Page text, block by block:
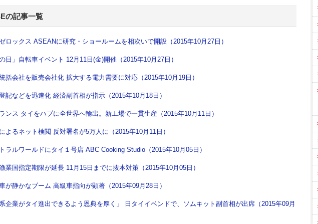
の記事一覧
ロックス ASEANに研究・ショールームを相次いで開設（2015年10月27日）
日」自転車イベント 12月11日(金)開催（2015年10月27日）
括会社を販売会社化 拡大する電力需要に対応（2015年10月19日）
記などを迅速化 経済副首相が指示（2015年10月18日）
ンス タイをハブに全世界へ輸出。新工場で一貫生産（2015年10月11日）
よるネット検閲 反対署名が5万人に（2015年10月11日）
ラルワールドにタイ１号店 ABC Cooking Studio（2015年10月05日）
業国指定期限が延長 11月15日までに抜本対策（2015年10月05日）
が静かなブーム 高級車指向が顕著（2015年09月28日）
系企業がタイ進出できるよう恩典を厚く」 日タイイベンドで、ソムキット副首相が出席（2015年09月